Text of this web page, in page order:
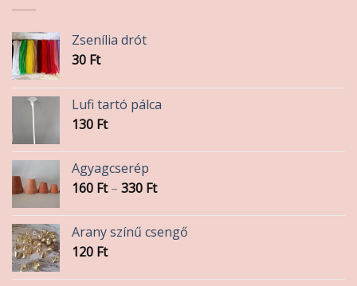
Zsenília drót
30 Ft
Lufi tartó pálca
130 Ft
Agyagcserép
160 Ft – 330 FtÁrtartomány:
-
330 Ft
Arany színű csengő
120 Ft